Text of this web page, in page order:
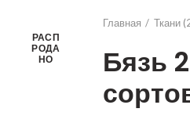
РАСП
РОДА
НО
Главная Ткани
Бязь